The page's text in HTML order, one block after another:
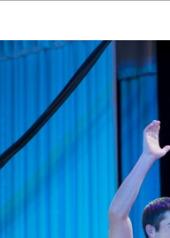
Новости